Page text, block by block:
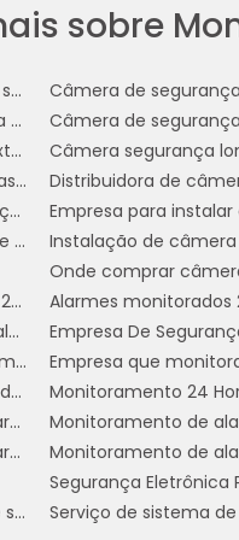
sobre a atividade
tendências,
de alarme
insights
DO
de alarme
física dos ativos da
de tranquilidade e
Um dos
decorrentes de
e eficaz
alto valor.
sobre
Comprar câmeras de segurança
Câmera de segurança para empresa
Câmera segurança externa
Distribuidor de câmeras de monitoramento
Empresa de manutenção de câmeras de segurança
Instalação câmeras de monitoramento
Alarmes monitorados 24 horas
Comprar sistema de alarme 24h
Empresa de monitoramento de alarmes 24h
Manutenção sistema de segurança
Monitoramento 24
Monitoramento de alarme 24h
Monitoramento de alarmes 24 horas residencial
Serviço de sistema de segurança 24 horas